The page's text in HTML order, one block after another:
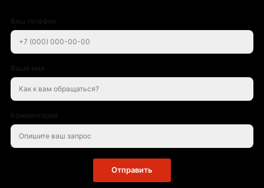
Ваш телефон
Ваше имя
Комментарий
Отправить